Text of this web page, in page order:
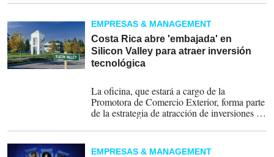
Organización para la Cooperación y el
Desarrollo Económicos.
EMPRESAS & MANAGEMENT
Costa Rica abre 'embajada' en
Silicon Valley para atraer inversión
tecnológica
La oficina, que estará a cargo de la
Promotora de Comercio Exterior, forma parte
de la estrategia de atracción de inversiones de
ampliar la presencia del país en mercados de
alta competitividad...
EMPRESAS & MANAGEMENT